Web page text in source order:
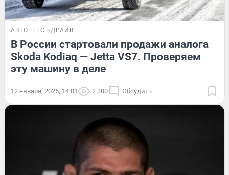
АВТО ТЕСТ-ДРАЙВ
В России стартовали продажи аналога
Skoda Kodiaq — Jetta VS7. Проверяем
эту машину в деле
12 января, 2025, 14:01 2 300 Обсудить